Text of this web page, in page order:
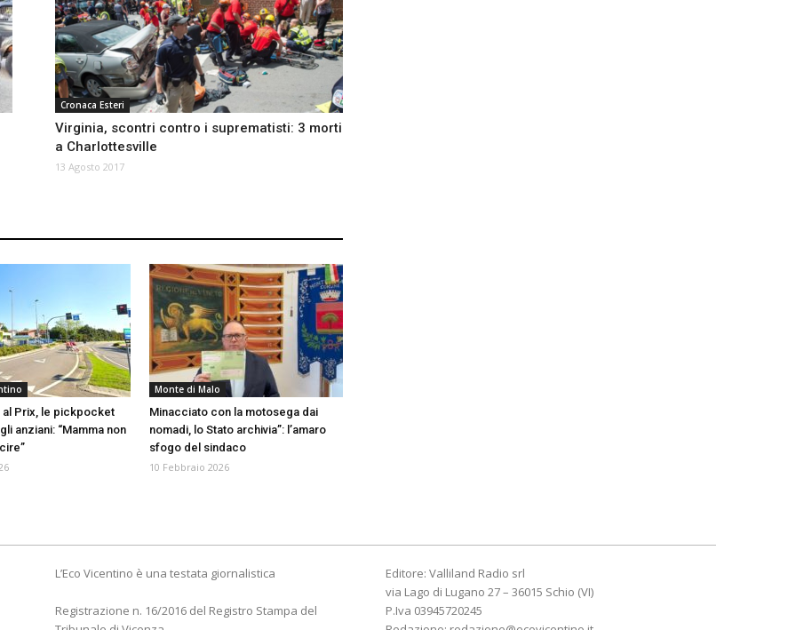
Cronaca Esteri
Virginia, scontri contro i suprematisti: 3 morti
a Charlottesville
13 Agosto 2017
al Prix, le pickpocket
anziani: “Mamma non
Monte di Malo
Minacciato con la motosega dai
nomadi, lo Stato archivia”: l’amaro
sfogo del sindaco
10 Febbraio 2026
L’Eco Vicentino è una testata giornalistica
Registrazione n. 16/2016 del Registro Stampa del
Editore: Valliland Radio srl
via Lago di Lugano 27 – 36015 Schio (VI)
P.Iva 03945720245